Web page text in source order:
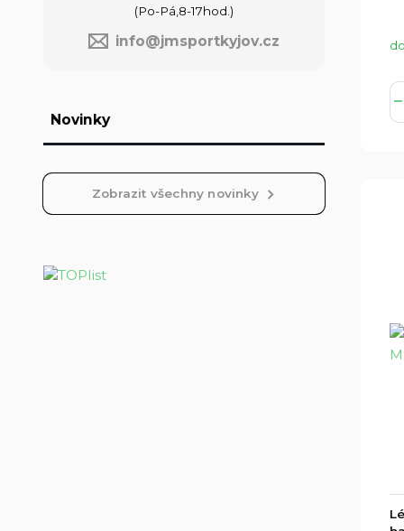
(Po-Pá,8-17hod.)
info@jmsportkyjov.cz
Novinky
Zobrazit všechny novinky